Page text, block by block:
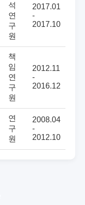
석
연
구
원
2017.01
-
2017.10
책
임
연
구
원
2012.11
-
2016.12
연
구
원
2008.04
-
2012.10